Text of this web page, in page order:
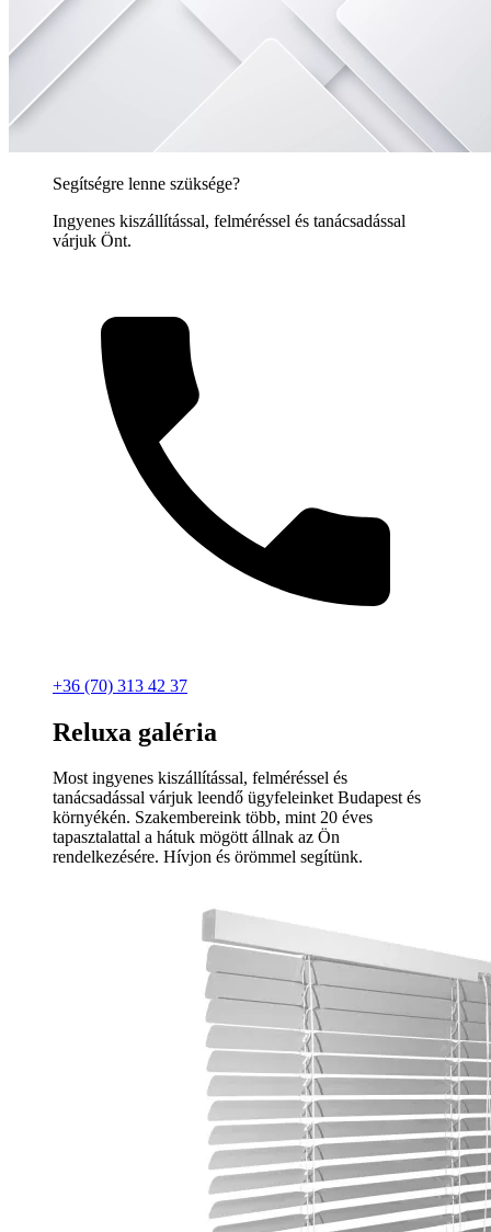
Segítségre lenne szüksége?
Ingyenes kiszállítással, felméréssel és tanácsadással
várjuk Önt.
+36 (70) 313 42 37
Reluxa galéria
Most ingyenes kiszállítással, felméréssel és
tanácsadással várjuk leendő ügyfeleinket Budapest és
környékén. Szakembereink több, mint 20 éves
tapasztalattal a hátuk mögött állnak az Ön
rendelkezésére. Hívjon és örömmel segítünk.